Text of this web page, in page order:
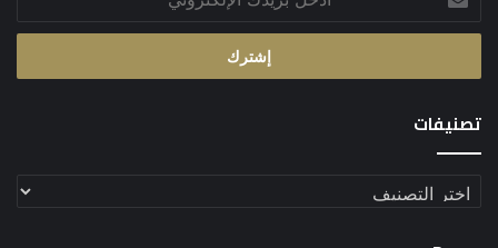
بريدك
الإلكتروني
تصنيفات
تصنيفات